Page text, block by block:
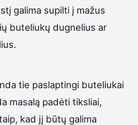
galima supilti į mažus
buteliukų dugnelius ar
tie paslaptingi buteliukai
masalą padėti tiksliai,
kad jį būtų galima